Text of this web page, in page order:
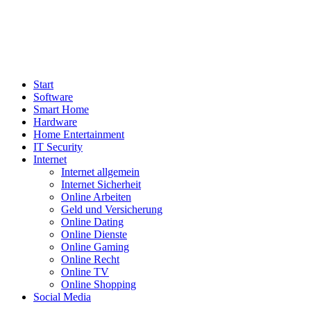
Start
Software
Smart Home
Hardware
Home Entertainment
IT Security
Internet
Internet allgemein
Internet Sicherheit
Online Arbeiten
Geld und Versicherung
Online Dating
Online Dienste
Online Gaming
Online Recht
Online TV
Online Shopping
Social Media